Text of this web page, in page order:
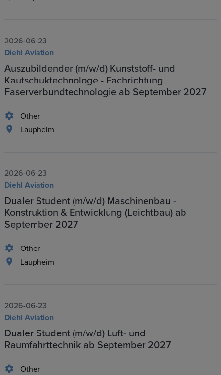
2026-06-23
Diehl Aviation
Auszubildender (m/w/d) Kunststoff- und
Kautschuktechnologe - Fachrichtung
Faserverbundtechnologie ab September 2027
Other
Laupheim
2026-06-23
Diehl Aviation
Dualer Student (m/w/d) Maschinenbau -
Konstruktion & Entwicklung (Leichtbau) ab
September 2027
Other
Laupheim
2026-06-23
Diehl Aviation
Dualer Student (m/w/d) Luft- und
Raumfahrttechnik ab September 2027
Other